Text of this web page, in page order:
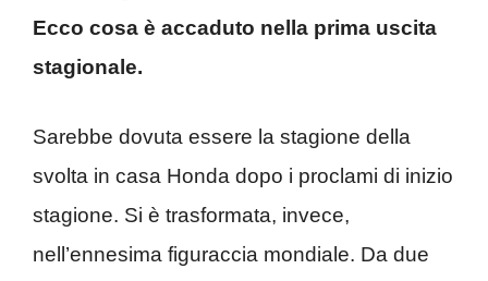
Ecco cosa è accaduto nella prima uscita
stagionale.
Sarebbe dovuta essere la stagione della
svolta in casa Honda dopo i proclami di inizio
stagione. Si è trasformata, invece,
nell’ennesima figuraccia mondiale. Da due